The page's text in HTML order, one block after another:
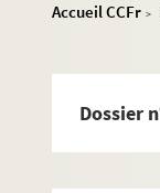
Accueil CCFr >
Dossier